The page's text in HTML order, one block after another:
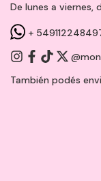
De lunes a viernes,
+
También podés